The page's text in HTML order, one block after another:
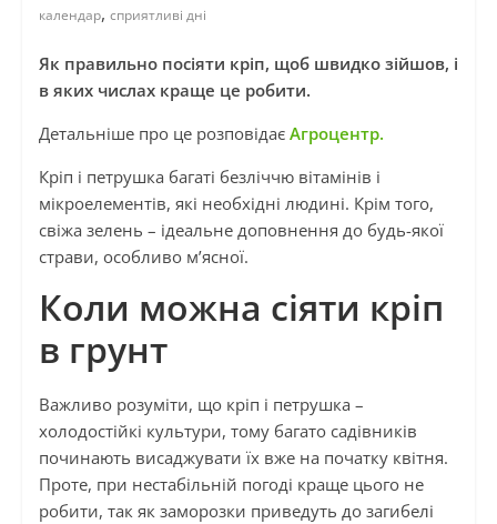
календар, сприятливі дні
Як правильно посіяти кріп, щоб швидко зійшов, і
в яких числах краще це робити.
Детальніше про це розповідає Агроцентр.
Кріп і петрушка багаті безліччю вітамінів і
мікроелементів, які необхідні людині. Крім того,
свіжа зелень – ідеальне доповнення до будь-якої
страви, особливо м’ясної.
Коли можна сіяти кріп
в грунт
Важливо розуміти, що кріп і петрушка –
холодостійкі культури, тому багато садівників
починають висаджувати їх вже на початку квітня.
Проте, при нестабільній погоді краще цього не
робити, так як заморозки приведуть до загибелі